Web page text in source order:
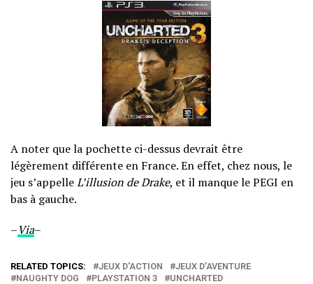
A noter que la pochette ci-dessus devrait être
légèrement différente en France. En effet, chez nous, le
jeu s’appelleL’illusion de Drake, et il manque le PEGI en
bas à gauche.
–Via–
RELATED TOPICS: JEUX D'ACTION
JEUX D’AVENTURE
NAUGHTY DOG
PLAYSTATION 3 UNCHARTED